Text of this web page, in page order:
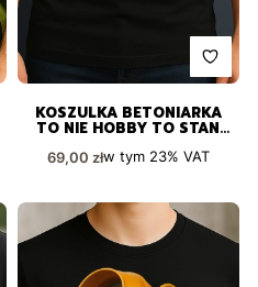
KOSZULKA BETONIARKA
TO NIE HOBBY TO STAN
Cena brutto
69,00 złw tym 23% VAT